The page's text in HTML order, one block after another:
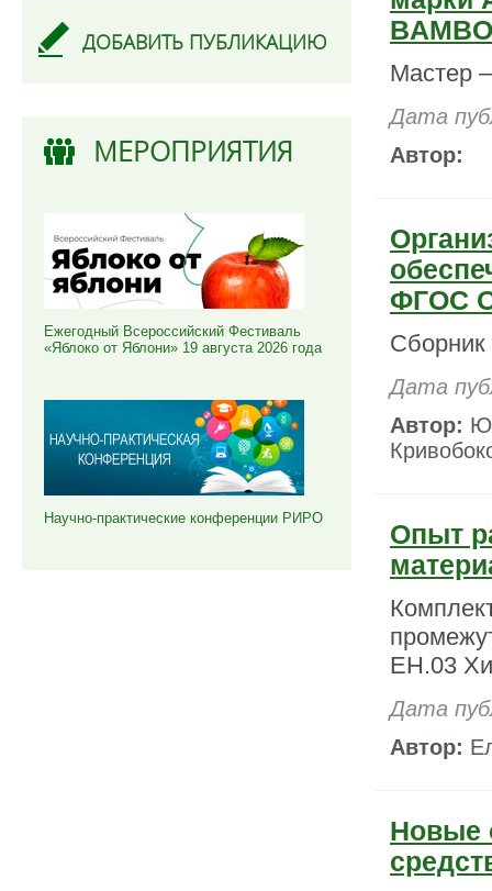
ДОБАВИТЬ ПУБЛИКАЦИЮ
МЕРОПРИЯТИЯ
Ежегодный Всероссийский Фестиваль
«Яблоко от Яблони» 19 августа 2026 года
Научно-практические конференции РИРО
Мастер
Дата
Автор:
ФГОС
Сборник
Дата
Автор:
Опыт
ЕН.03
Дата
Автор:
Новые